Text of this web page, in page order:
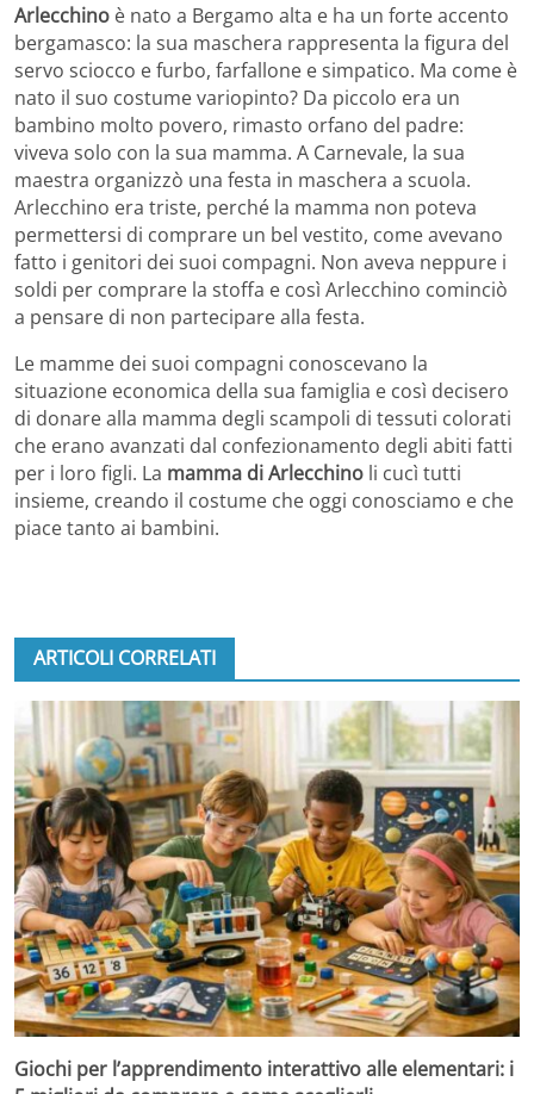
Arlecchino è nato a Bergamo alta e ha un forte accento
bergamasco: la sua maschera rappresenta la figura del
servo sciocco e furbo, farfallone e simpatico. Ma come è
nato il suo costume variopinto? Da piccolo era un
bambino molto povero, rimasto orfano del padre:
viveva solo con la sua mamma. A Carnevale, la sua
maestra organizzò una festa in maschera a scuola.
Arlecchino era triste, perché la mamma non poteva
permettersi di comprare un bel vestito, come avevano
fatto i genitori dei suoi compagni. Non aveva neppure i
soldi per comprare la stoffa e così Arlecchino cominciò
a pensare di non partecipare alla festa.
Le mamme dei suoi compagni conoscevano la
situazione economica della sua famiglia e così decisero
di donare alla mamma degli scampoli di tessuti colorati
che erano avanzati dal confezionamento degli abiti fatti
per i loro figli. La mamma di Arlecchino li cucì tutti
insieme, creando il costume che oggi conosciamo e che
piace tanto ai bambini.
ARTICOLI CORRELATI
Giochi per l’apprendimento interattivo alle elementari: i